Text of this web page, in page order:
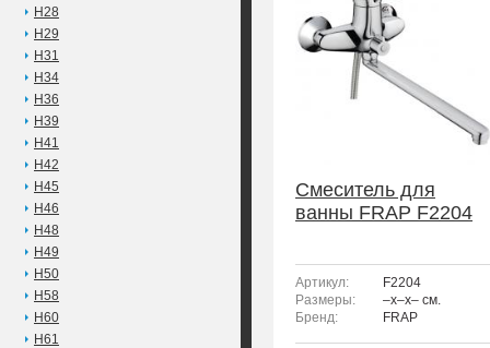
H28
H29
H31
H34
H36
H39
H41
H42
H45
H46
H48
H49
H50
H58
H60
H61
Смеситель для
ванны FRAP F2204
Артикул:
F2204
Размеры:
–x–x– см.
Бренд:
FRAP